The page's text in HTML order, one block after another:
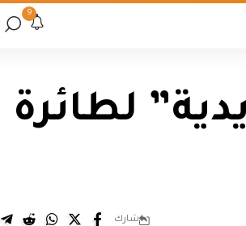
9
لطائرة
شارك